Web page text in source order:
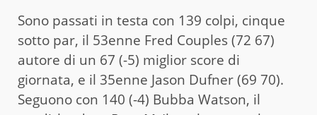
Sono passati in testa con 139 colpi, cinque
sotto par, il 53enne Fred Couples (72 67)
autore di un 67 (-5) miglior score di
giornata, e il 35enne Jason Dufner (69 70).
Seguono con 140 (-4) Bubba Watson, il